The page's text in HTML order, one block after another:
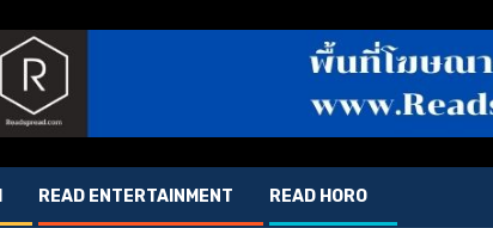
READ ENTERTAINMENT READ HORO